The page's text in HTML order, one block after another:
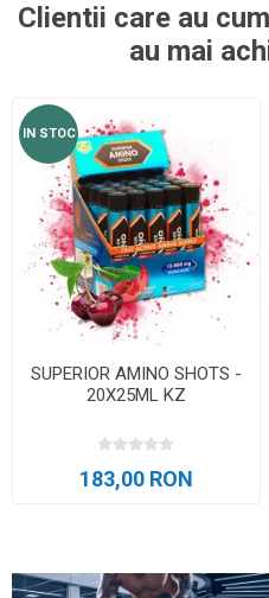
Clientii care au
au mai
IN STOC
SUPERIOR AMINO SHOTS -
20X25ML KZ
183,00 RON